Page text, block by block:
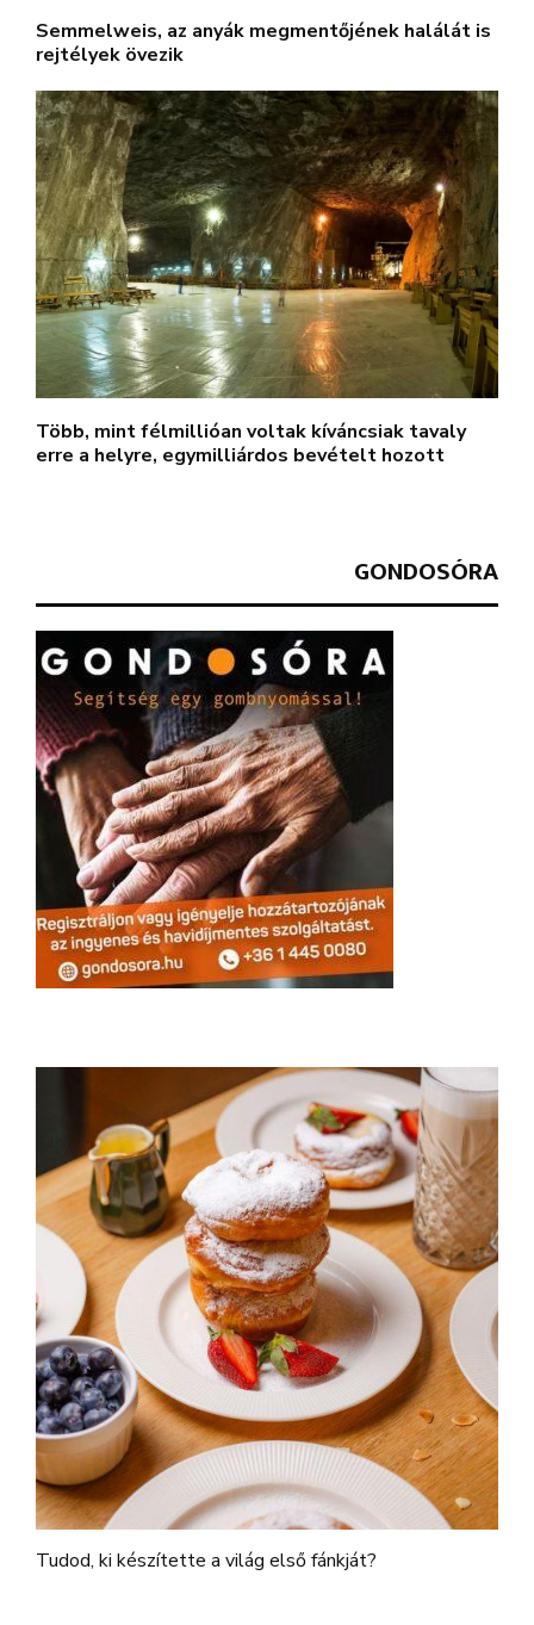
Semmelweis, az anyák megmentőjének halálát is
rejtélyek övezik
Több, mint félmillióan voltak kíváncsiak tavaly
erre a helyre, egymilliárdos bevételt hozott
GONDOSÓRA
Tudod, ki készítette a világ első fánkját?